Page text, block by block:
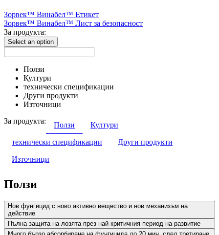
Зорвек™ Винабел™ Етикет
Зорвек™ Винабел™ Лист за безопасност
За продукта:
Select an option
Ползи
Култури
технически спецификации
Други продукти
Източници
За продукта:
Ползи Култури
технически спецификации Други продукти
Източници
Ползи
Нов фунгицид с ново активно вещество и нов механизъм на
действие
Пълна защита на лозята през най-критичния период на развитие